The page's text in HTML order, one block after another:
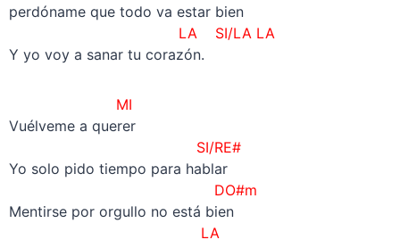
perdóname que todo va estar bien
LA SI/LA LA
Y yo voy a sanar tu corazón.
MI
Vuélveme a querer
SI/RE#
Yo solo pido tiempo para hablar
DO#m
Mentirse por orgullo no está bien
LA